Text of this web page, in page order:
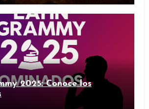
2025: Conoce los